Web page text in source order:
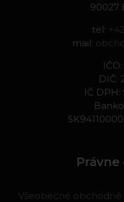
90027
tel:
mail:
DIČ:
IČ DPH:
Všeobecné obchodné